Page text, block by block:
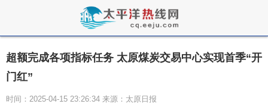
超额完成各项指标任务 太原煤炭交易中心实现首季“开
门红”
时间：2025-04-15 23:26:34 来源：太原日报